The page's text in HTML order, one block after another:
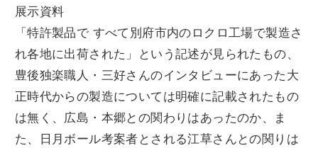
展示資料
「特許製品で すべて別府市内のロクロ工場で製造さ
れ各地に出荷された」という記述が見られたもの、
豊後独楽職人・三好さんのインタビューにあった大
正時代からの製造については明確に記載されたもの
は無く、広島・本郷との関わりはあったのか、ま
た、日月ボール考案者とされる江草さんとの関りは